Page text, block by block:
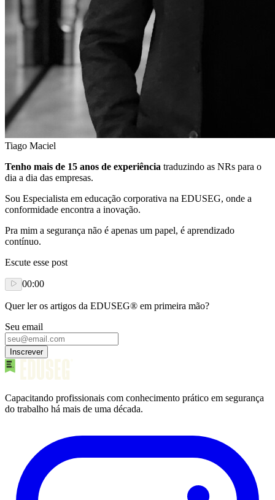
Tiago Maciel
Tenho mais de 15 anos de experiência traduzindo as NRs para o
dia a dia das empresas.
Sou Especialista em educação corporativa na EDUSEG, onde a
conformidade encontra a inovação.
Pra mim a segurança não é apenas um papel, é aprendizado
contínuo.
Escute esse post
00:00
Quer ler os artigos da EDUSEG® em primeira mão?
Seu email
Inscrever
Capacitando profissionais com conhecimento prático em segurança
do trabalho há mais de uma década.